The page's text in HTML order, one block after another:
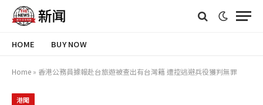
HOME BUY NOW
Home » 香港公務員據報赴台旅遊被查出有台灣籍 遭控逃避兵役獲判無罪
港聞